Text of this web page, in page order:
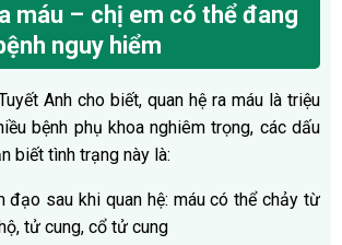
máu – chị em có thể đang
nguy hiểm
Anh cho biết, quan hệ ra máu là triệu
bệnh phụ khoa nghiêm trọng, các dấu
biết tình trạng này là:
đạo sau khi quan hệ: máu có thể chảy từ
tử cung, cổ tử cung